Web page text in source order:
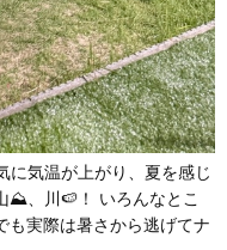
に気温が上がり、夏を感じ
⛰、川🍉！ いろんなとこ
も実際は暑さから逃げてナ